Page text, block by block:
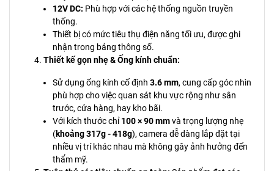
12V DC: Phù hợp với các hệ thống nguồn truyền
thống.
Thiết bị có mức tiêu thụ điện năng tối ưu, được ghi
nhận trong bảng thông số.
Thiết kế gọn nhẹ & Ống kính chuẩn:
Sử dụng ống kính cố định 3.6 mm, cung cấp góc nhìn
phù hợp cho việc quan sát khu vực rộng như sân
trước, cửa hàng, hay kho bãi.
Với kích thước chỉ100 × 90 mmvà trọng lượng nhẹ
(khoảng 317g - 418g), camera dễ dàng lắp đặt tại
nhiều vị trí khác nhau mà không gây ảnh hưởng đến
thẩm mỹ.